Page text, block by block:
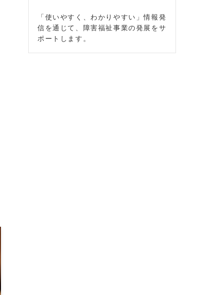
「使いやすく、わかりやすい」情報発
信を通じて、障害福祉事業の発展をサ
ポートします。